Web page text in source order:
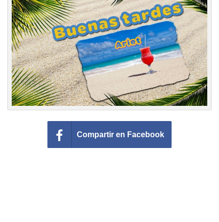
Felicitaciones días del año
Felicitaciones musicales
Entrar
Compartir en Facebook